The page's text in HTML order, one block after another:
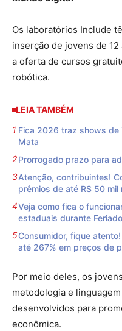
Os laboratórios Include
inserção de jovens de
a oferta de cursos
robótica.
LEIA TAMBÉM
Fica 2026 traz shows de
Mata
Prorrogado prazo para
Atenção, contribuintes!
prêmios de até R$ 50 mil
Veja como fica o
estaduais durante
Consumidor, fique
até 267% em preços de
Por meio deles, os
metodologia e
desenvolvidos para
econômica.